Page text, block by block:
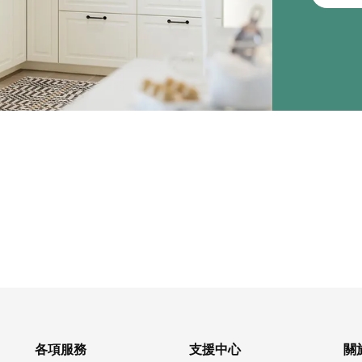
各項服務 支援中心 關